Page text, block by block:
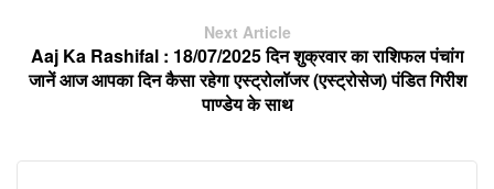
Next Article
Aaj Ka Rashifal : 18/07/2025 दिन शुक्रवार का राशिफल पंचांग
जानें आज आपका दिन कैसा रहेगा एस्ट्रोलॉजर (एस्ट्रोसेज) पंडित गिरीश
पाण्डेय के साथ